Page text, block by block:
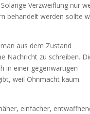
Verzweiflung nur
behandelt werden sollte
aus dem Zustand
Nachricht zu schreiben.
in einer gegenwärtigen
weil Ohnmacht kaum
einfacher,